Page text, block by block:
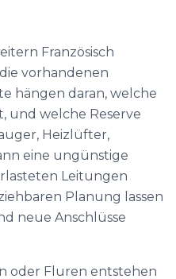
Französisch
vorhandenen
hängen daran, welche
und welche Reserve
Heizlüfter,
eine ungünstige
Leitungen
Planung lassen
neue Anschlüsse
oder Fluren entstehen